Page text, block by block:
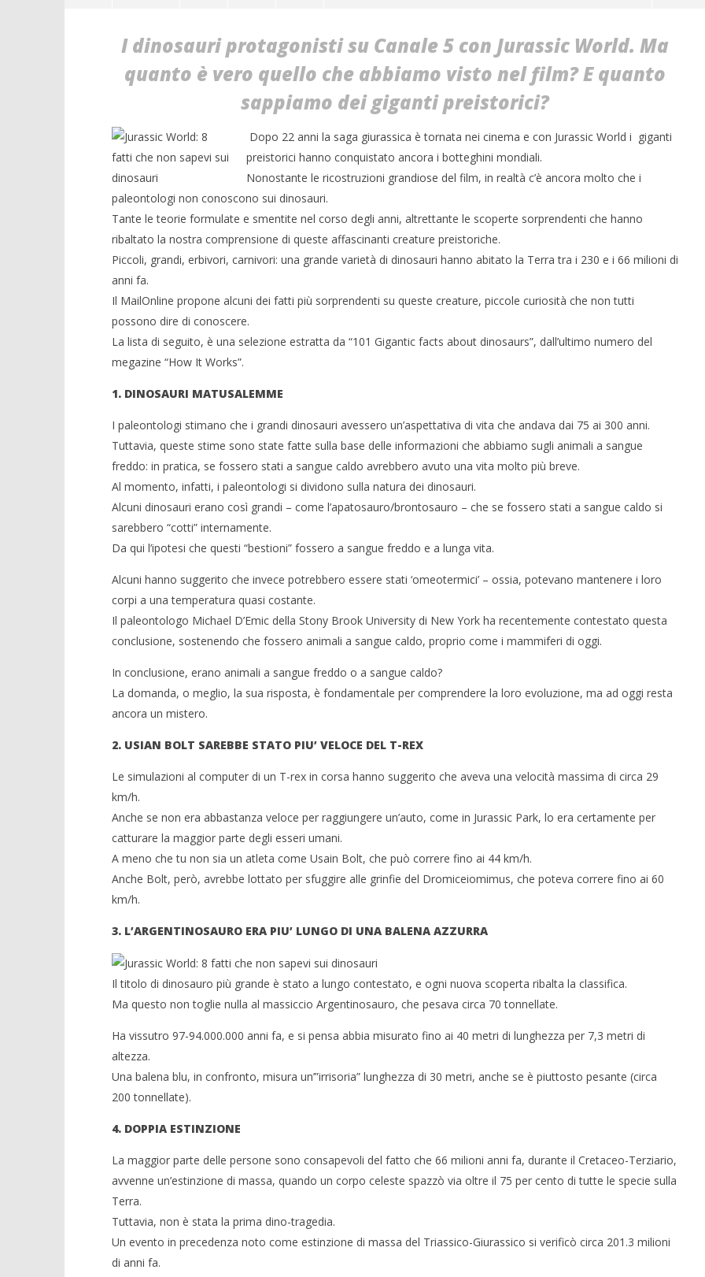
NOW VIEWING
Jurassic World: 8 fatti che non
sapevi sui dinosauri
24/02/2016
letizia
Crolla il monopolio Siae con
alleanza Soundreef - LEA
24/02/2016
letizia
Pink Floyd in mostra a Roma
letizia
I dinosauri protagonisti su Canale 5 con Jurassic World. Ma
quanto è vero quello che abbiamo visto nel film? E quanto
sappiamo dei giganti preistorici?
Dopo 22 anni la saga giurassica è tornata nei cinema e con Jurassic World i giganti
preistorici hanno conquistato ancora i botteghini mondiali.
Nonostante le ricostruzioni grandiose del film, in realtà c’è ancora molto che i
paleontologi non conoscono sui dinosauri.
Tante le teorie formulate e smentite nel corso degli anni, altrettante le scoperte sorprendenti che hanno
ribaltato la nostra comprensione di queste affascinanti creature preistoriche.
Piccoli, grandi, erbivori, carnivori: una grande varietà di dinosauri hanno abitato la Terra tra i 230 e i 66 milioni di
anni fa.
Il MailOnline propone alcuni dei fatti più sorprendenti su queste creature, piccole curiosità che non tutti
possono dire di conoscere.
La lista di seguito, è una selezione estratta da “101 Gigantic facts about dinosaurs”, dall’ultimo numero del
megazine “How It Works”.
1. DINOSAURI MATUSALEMME
I paleontologi stimano che i grandi dinosauri avessero un’aspettativa di vita che andava dai 75 ai 300 anni.
Tuttavia, queste stime sono state fatte sulla base delle informazioni che abbiamo sugli animali a sangue
freddo: in pratica, se fossero stati a sangue caldo avrebbero avuto una vita molto più breve.
Al momento, infatti, i paleontologi si dividono sulla natura dei dinosauri.
Alcuni dinosauri erano così grandi – come l’apatosauro/brontosauro – che se fossero stati a sangue caldo si
sarebbero “cotti” internamente.
Da qui l’ipotesi che questi “bestioni” fossero a sangue freddo e a lunga vita.
Alcuni hanno suggerito che invece potrebbero essere stati ‘omeotermici’ – ossia, potevano mantenere i loro
corpi a una temperatura quasi costante.
Il paleontologo Michael D’Emic della Stony Brook University di New York ha recentemente contestato questa
conclusione, sostenendo che fossero animali a sangue caldo, proprio come i mammiferi di oggi.
In conclusione, erano animali a sangue freddo o a sangue caldo?
La domanda, o meglio, la sua risposta, è fondamentale per comprendere la loro evoluzione, ma ad oggi resta
ancora un mistero.
2. USIAN BOLT SAREBBE STATO PIU’ VELOCE DEL T-REX
Le simulazioni al computer di un T-rex in corsa hanno suggerito che aveva una velocità massima di circa 29
km/h.
Anche se non era abbastanza veloce per raggiungere un’auto, come in Jurassic Park, lo era certamente per
catturare la maggior parte degli esseri umani.
A meno che tu non sia un atleta come Usain Bolt, che può correre fino ai 44 km/h.
Anche Bolt, però, avrebbe lottato per sfuggire alle grinfie del Dromiceiomimus, che poteva correre fino ai 60
km/h.
3. L’ARGENTINOSAURO ERA PIU’ LUNGO DI UNA BALENA AZZURRA
Il titolo di dinosauro più grande è stato a lungo contestato, e ogni nuova scoperta ribalta la classifica.
Ma questo non toglie nulla al massiccio Argentinosauro, che pesava circa 70 tonnellate.
Ha vissutro 97-94.000.000 anni fa, e si pensa abbia misurato fino ai 40 metri di lunghezza per 7,3 metri di
altezza.
Una balena blu, in confronto, misura un’”irrisoria” lunghezza di 30 metri, anche se è piuttosto pesante (circa
200 tonnellate).
4. DOPPIA ESTINZIONE
La maggior parte delle persone sono consapevoli del fatto che 66 milioni anni fa, durante il Cretaceo-Terziario,
avvenne un’estinzione di massa, quando un corpo celeste spazzò via oltre il 75 per cento di tutte le specie sulla
Terra.
Tuttavia, non è stata la prima dino-tragedia.
Un evento in precedenza noto come estinzione di massa del Triassico-Giurassico si verificò circa 201.3 milioni
di anni fa.